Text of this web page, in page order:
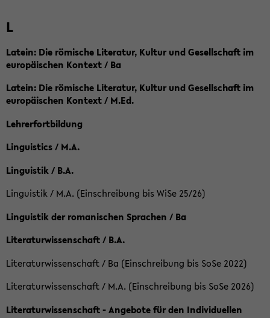
L
Latein: Die römische Literatur, Kultur und Gesellschaft im
europäischen Kontext / Ba
Latein: Die römische Literatur, Kultur und Gesellschaft im
europäischen Kontext / M.Ed.
Lehrerfortbildung
Linguistics / M.A.
Linguistik / B.A.
Linguistik / M.A. (Einschreibung bis WiSe 25/26)
Linguistik der romanischen Sprachen / Ba
Literaturwissenschaft / B.A.
Literaturwissenschaft / Ba (Einschreibung bis SoSe 2022)
Literaturwissenschaft / M.A. (Einschreibung bis SoSe 2026)
Literaturwissenschaft - Angebote für den Individuellen